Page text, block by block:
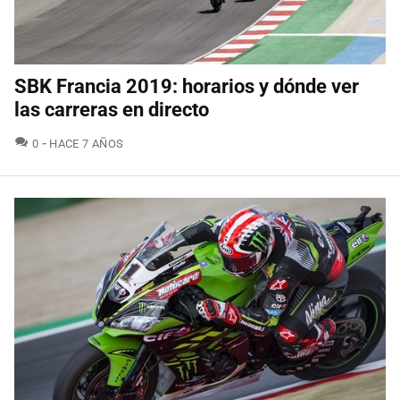
SBK Francia 2019: horarios y dónde ver
las carreras en directo
0 COMENTARIOS
HACE 7 AÑOS